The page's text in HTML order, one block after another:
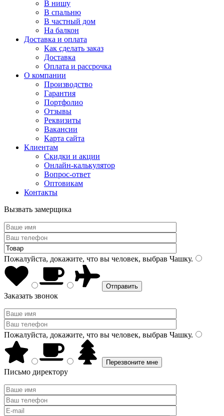
В нишу
В спальню
В частный дом
На балкон
Доставка и оплата
Как сделать заказ
Доставка
Оплата и рассрочка
О компании
Производство
Гарантия
Портфолио
Отзывы
Реквизиты
Вакансии
Карта сайта
Клиентам
Скидки и акции
Онлайн-калькулятор
Вопрос-ответ
Оптовикам
Контакты
Вызвать замерщика
Пожалуйста, докажите, что вы человек, выбрав Чашку.
Заказать звонок
Пожалуйста, докажите, что вы человек, выбрав Чашку.
Письмо директору